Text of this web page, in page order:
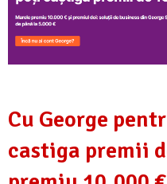
Cu George
castiga premii